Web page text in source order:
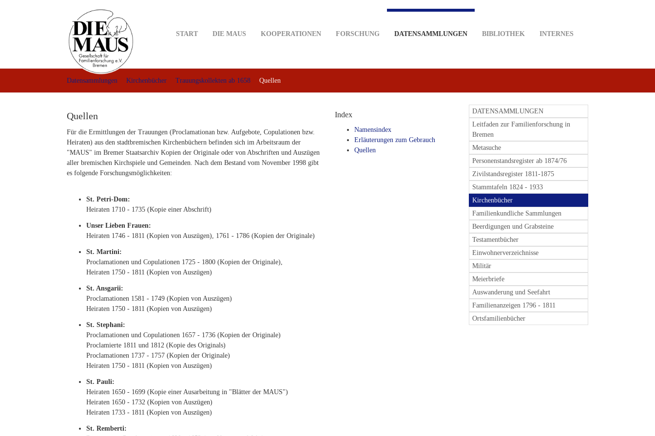
START DIE MAUS KOOPERATIONEN FORSCHUNG DATENSAMMLUNGEN BIBLIOTHEK INTERNES
Datensammlungen Kirchenbücher Trauungskollekten ab 1658 Quellen
Quellen
Für die Ermittlungen der Trauungen (Proclamationan bzw. Aufgebote, Copulationen bzw.
Heiraten) aus den stadtbremischen Kirchenbüchern befinden sich im Arbeitsraum der
"MAUS" im Bremer Staatsarchiv Kopien der Originale oder von Abschriften und Auszügen
aller bremischen Kirchspiele und Gemeinden. Nach dem Bestand vom November 1998 gibt
es folgende Forschungsmöglichkeiten:
St. Petri-Dom:
Heiraten 1710 - 1735 (Kopie einer Abschrift)
Unser Lieben Frauen:
Heiraten 1746 - 1811 (Kopien von Auszügen), 1761 - 1786 (Kopien der Originale)
St. Martini:
Proclamationen und Copulationen 1725 - 1800 (Kopien der Originale),
Heiraten 1750 - 1811 (Kopien von Auszügen)
St. Ansgarii:
Proclamationen 1581 - 1749 (Kopien von Auszügen)
Heiraten 1750 - 1811 (Kopien von Auszügen)
St. Stephani:
Proclamationen und Copulationen 1657 - 1736 (Kopien der Originale)
Proclamierte 1811 und 1812 (Kopie des Originals)
Proclamationen 1737 - 1757 (Kopien der Originale)
Heiraten 1750 - 1811 (Kopien von Auszügen)
St. Pauli:
Heiraten 1650 - 1699 (Kopie einer Ausarbeitung in "Blätter der MAUS")
Heiraten 1650 - 1732 (Kopien von Auszügen)
Heiraten 1733 - 1811 (Kopien von Auszügen)
St. Remberti:
Index
Namensindex
Erläuterungen zum Gebrauch
Quellen
DATENSAMMLUNGEN
Leitfaden zur Familienforschung in
Bremen
Metasuche
Personenstandsregister ab 1874/76
Zivilstandsregister 1811-1875
Stammtafeln 1824 - 1933
Kirchenbücher
Familienkundliche Sammlungen
Beerdigungen und Grabsteine
Testamentbücher
Einwohnerverzeichnisse
Militär
Meierbriefe
Auswanderung und Seefahrt
Familienanzeigen 1796 - 1811
Ortsfamilienbücher